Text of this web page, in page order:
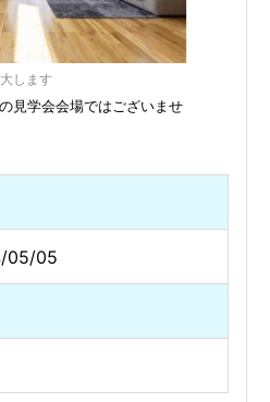
します
見学会会場ではございませ
05/05